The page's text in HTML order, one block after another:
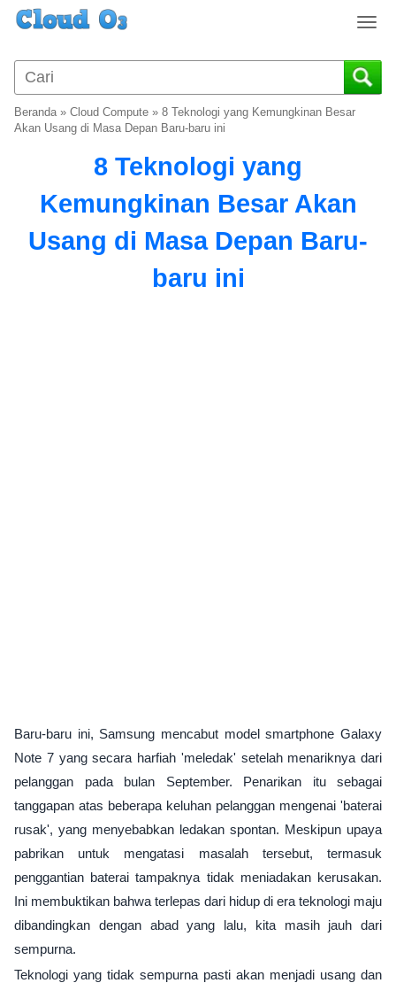
T
g
g
a
Beranda» Cloud Compute » 8 Teknologi yang Kemungkinan Besar
Akan Usang di Masa Depan Baru-baru ini
8 Teknologi yang
Kemungkinan Besar Akan
Usang di Masa Depan Baru-
baru ini
Baru-baru ini, Samsung mencabut model smartphone Galaxy
Note 7 yang secara harfiah 'meledak' setelah menariknya dari
pelanggan pada bulan September. Penarikan itu sebagai
tanggapan atas beberapa keluhan pelanggan mengenai 'baterai
rusak', yang menyebabkan ledakan spontan. Meskipun upaya
pabrikan untuk mengatasi masalah tersebut, termasuk
penggantian baterai tampaknya tidak meniadakan kerusakan.
Ini membuktikan bahwa terlepas dari hidup di era teknologi maju
dibandingkan dengan abad yang lalu, kita masih jauh dari
sempurna.
Teknologi yang tidak sempurna pasti akan menjadi usang dan